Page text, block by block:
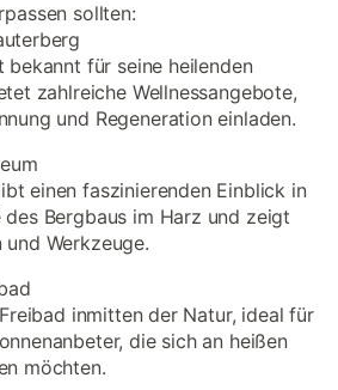
sollten:
bekannt für seine heilenden
zahlreiche Wellnessangebote,
und Regeneration einladen.
einen faszinierenden Einblick in
Bergbaus im Harz und zeigt
Werkzeuge.
inmitten der Natur, ideal für
die sich an heißen
möchten.